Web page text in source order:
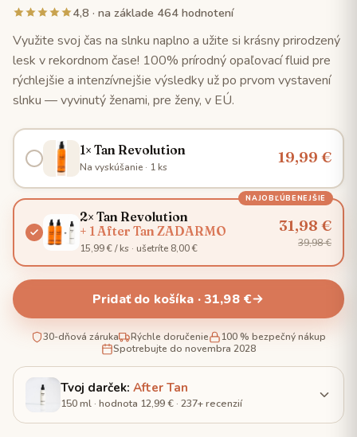
4,8 · na základe 464 hodnotení
Využite svoj čas na slnku naplno a užite si krásny prirodzený
lesk v rekordnom čase! 100% prírodný opaľovací fluid pre
rýchlejšie a intenzívnejšie výsledky už po prvom vystavení
slnku — vyvinutý ženami, pre ženy, v EÚ.
1× Tan Revolution
Na vyskúšanie · 1 ks
19,99 €
NAJOBĽÚBENEJŠIE
2× Tan Revolution
+ 1 After Tan ZADARMO
15,99 € / ks · ušetríte 8,00 €
31,98 €
39,98 €
Pridať do košíka · 31,98 €
30-dňová záruka Rýchle doručenie
100 % bezpečný nákup
Spotrebujte do novembra 2028
Tvoj darček: After Tan
150 ml · hodnota 12,99 € · 237+ recenzií